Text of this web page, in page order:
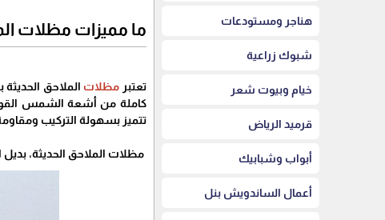
هناجر ومستودعات
شبوك زراعية
خيام وبيوت شعر
قرميد الرياض
أبواب وشبابيك
أعمال الساندويش بنل
ما مميزات مظلات
تعتبر مظلات الملاحق
كاملة من أشعة الشمس
تتميز بسهولة التركيب
مظلات الملاحق الحديثة،